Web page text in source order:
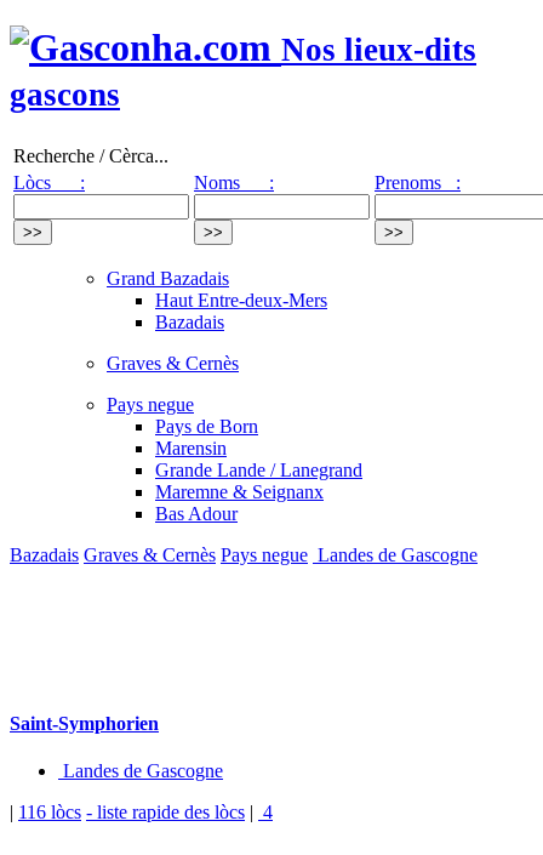
Nos lieux-dits
gascons
Recherche / Cèrca...
Lòcs :
Noms : Prenoms :
Grand Bazadais
Haut Entre-deux-Mers
Bazadais
Graves & Cernès
Pays negue
Pays de Born
Marensin
Grande Lande / Lanegrand
Maremne & Seignanx
Bas Adour
Bazadais Graves & Cernès Pays negue Landes de Gascogne
Saint-Symphorien
Landes de Gascogne
| 116 lòcs - liste rapide des lòcs | 4